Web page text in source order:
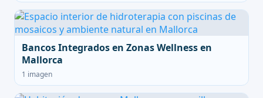
Bancos Integrados en Zonas Wellness en
Mallorca
1 imagen